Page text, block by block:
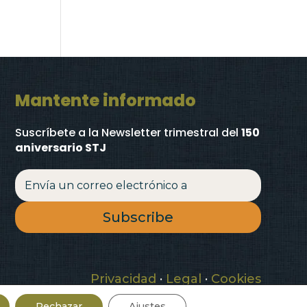
Mantente informado
Suscríbete a la Newsletter trimestral del 150
aniversario STJ
Subscribe
Privacidad · Legal · Cookies